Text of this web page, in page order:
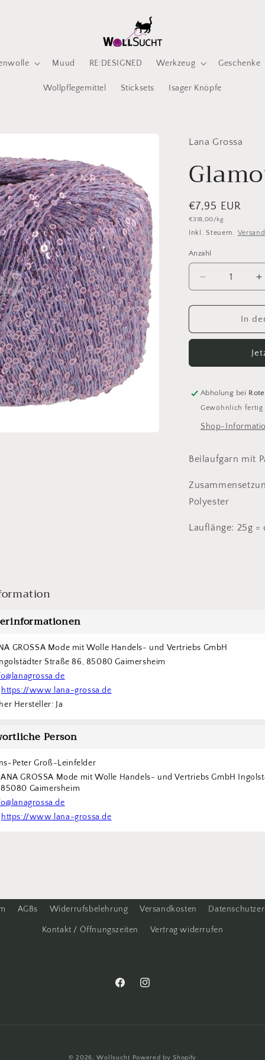
Muud RE:DESIGNED Werkzeug Geschenke
Wollpflegemittel Sticksets Isager Knöpfe
Lana Grossa
Normaler
Preis
€7,95 EUR
Grundpreis
€318,00/kg
Inkl. Steuern. Versand
Anzahl
Anzahl
Verringere
die
Menge
Glamour
In
Abholung bei
Gewöhnlich fertig
Shop-
Beilaufgarn mit
Polyester
Lauflänge: 25g =
GROSSA Mode mit Wolle Handels- und Vertriebs GmbH
Straße 86, 85080 Gaimersheim
https://www.lana-grossa.de
Hersteller: Ja
Person
Peter Groß-Leinfelder
GROSSA Mode mit Wolle Handels- und Vertriebs GmbH
Gaimersheim
https://www.lana-grossa.de
AGBs Widerrufsbelehrung Versandkosten
Kontakt / Öffnungszeiten Vertrag widerrufen
FacebookInstagram
© 2026,Wollsucht Powered by Shopify